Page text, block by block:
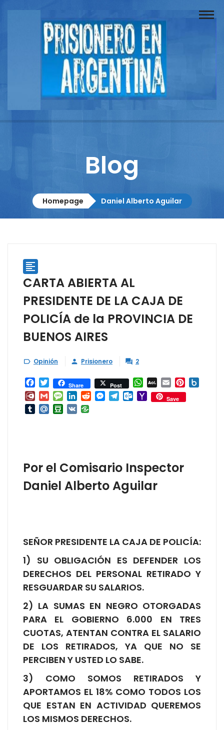
Buscador
Documentos
Columnistas
Contacto
Blog
Homepage Daniel Alberto Aguilar

CARTA ABIERTA AL
PRESIDENTE DE LA CAJA DE
POLICÍA de la PROVINCIA DE
BUENOS AIRES
 Opinión  Prisionero  2
Facebook
TwitterShare Post WhatsApp
AOL
Mail
Email Pinterest
Diary.Ru
GmailMessage
LinkedIn
RedditMessenger
Telegram
Outlook.com
Yahoo
Mail
Save
TumblrMail.RuDouban
VK
Por el Comisario Inspector
Daniel Alberto Aguilar
SEÑOR PRESIDENTE LA CAJA DE POLICÍA:
1) SU OBLIGACIÓN ES DEFENDER LOS
DERECHOS DEL PERSONAL RETIRADO Y
RESGUARDAR SU SALARIOS.
2) LA SUMAS EN NEGRO OTORGADAS
PARA EL GOBIERNO 6.000 EN TRES
CUOTAS, ATENTAN CONTRA EL SALARIO
DE LOS RETIRADOS, YA QUE NO SE
PERCIBEN Y USTED LO SABE.
3) COMO SOMOS RETIRADOS Y
APORTAMOS EL 18% COMO TODOS LOS
QUE ESTAN EN ACTIVIDAD QUEREMOS
LOS MISMOS DERECHOS.